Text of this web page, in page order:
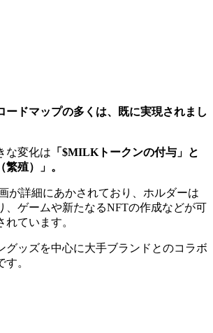
ードマップの多くは、既に実現されまし
な変化は 「$MILKトークンの付与」と
繁殖）」。
が詳細にあかされており、ホルダーは
、ゲームや新たなるNFTの作成などが可
ています。
グッズを中心に大手ブランドとのコラボ
。